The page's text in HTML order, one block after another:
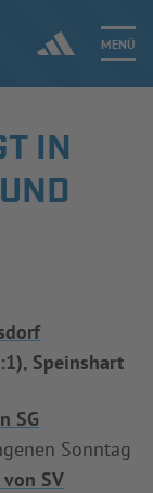
MENÜ
einloggen
IN
Speinshart
SG
Sonntag
von SV